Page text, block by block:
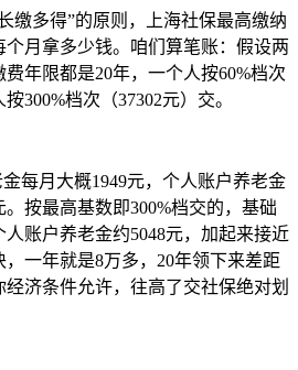
缴多得”的原则，上海社保最高缴纳
月拿多少钱。咱们算笔账：假设两
年限都是20年，一个人按60%档次
300%档次（37302元）交。
每月大概1949元，个人账户养老金
。按最高基数即300%档交的，基础
账户养老金约5048元，加起来接近
，一年就是8万多，20年领下来差距
济条件允许，往高了交社保绝对划